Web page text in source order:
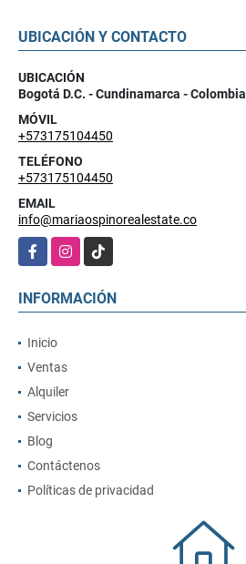
UBICACIÓN Y CONTACTO
UBICACIÓN
Bogotá D.C. - Cundinamarca - Colombia
MÓVIL
+573175104450
TELÉFONO
+573175104450
EMAIL
info@mariaospinorealestate.co
FacebookInstagram
TikTok
INFORMACIÓN
Inicio
Ventas
Alquiler
Servicios
Blog
Contáctenos
Políticas de privacidad